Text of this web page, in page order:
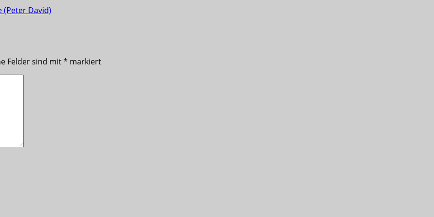
(Peter David)
Felder sind mit* markiert